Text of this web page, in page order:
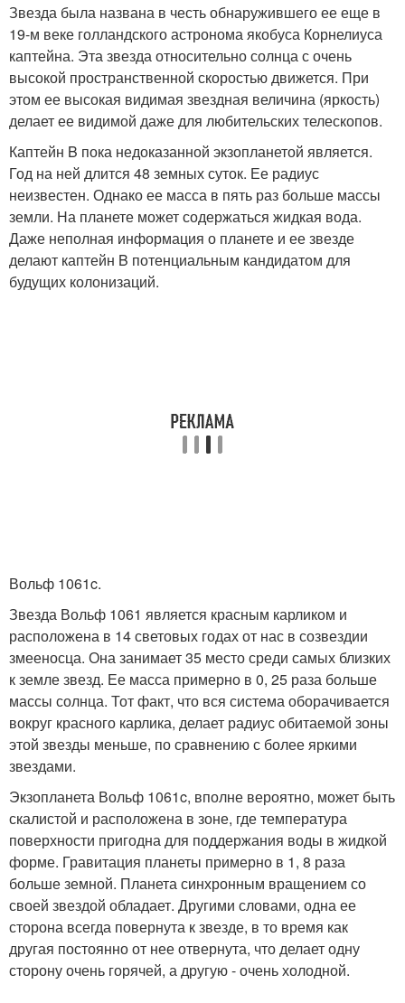
Звезда была названа в честь обнаружившего ее еще в
19-м веке голландского астронома якобуса Корнелиуса
каптейна. Эта звезда относительно солнца с очень
высокой пространственной скоростью движется. При
этом ее высокая видимая звездная величина (яркость)
делает ее видимой даже для любительских телескопов.
Каптейн B пока недоказанной экзопланетой является.
Год на ней длится 48 земных суток. Ее радиус
неизвестен. Однако ее масса в пять раз больше массы
земли. На планете может содержаться жидкая вода.
Даже неполная информация о планете и ее звезде
делают каптейн B потенциальным кандидатом для
будущих колонизаций.
Вольф 1061c.
Звезда Вольф 1061 является красным карликом и
расположена в 14 световых годах от нас в созвездии
змееносца. Она занимает 35 место среди самых близких
к земле звезд. Ее масса примерно в 0, 25 раза больше
массы солнца. Тот факт, что вся система оборачивается
вокруг красного карлика, делает радиус обитаемой зоны
этой звезды меньше, по сравнению с более яркими
звездами.
Экзопланета Вольф 1061c, вполне вероятно, может быть
скалистой и расположена в зоне, где температура
поверхности пригодна для поддержания воды в жидкой
форме. Гравитация планеты примерно в 1, 8 раза
больше земной. Планета синхронным вращением со
своей звездой обладает. Другими словами, одна ее
сторона всегда повернута к звезде, в то время как
другая постоянно от нее отвернута, что делает одну
сторону очень горячей, а другую - очень холодной.